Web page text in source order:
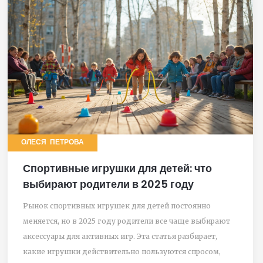
ОЛЕСЯ ПЕТРОВА
Спортивные игрушки для детей: что
выбирают родители в 2025 году
Рынок спортивных игрушек для детей постоянно
меняется, но в 2025 году родители все чаще выбирают
аксессуары для активных игр. Эта статья разбирает,
какие игрушки действительно пользуются спросом,